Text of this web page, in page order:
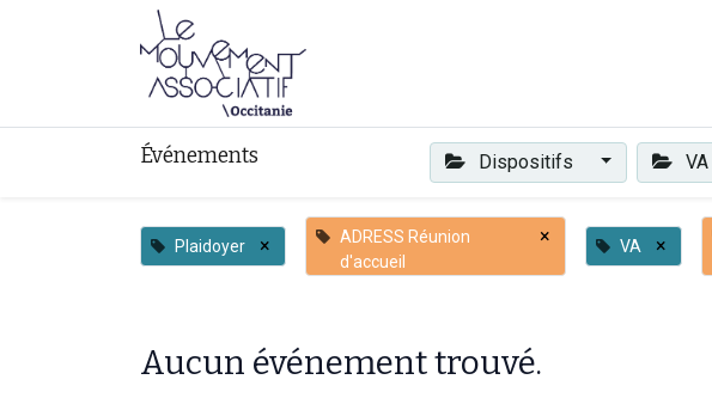
Événements Dispositifs VA
Plaidoyer ×
ADRESS Réunion
d'accueil
× VA ×
Aucun événement trouvé.